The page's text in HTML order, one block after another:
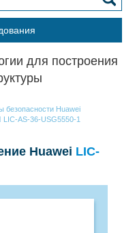
для построения
безопасности Huawei
LIC-AS-36-USG5550-1
Huawei LIC-